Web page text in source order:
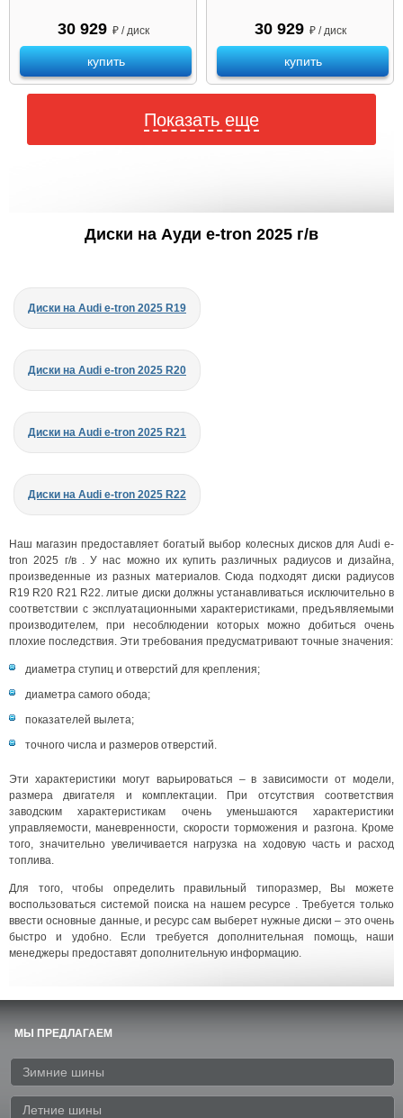
30 929 ₽ / диск
купить
30 929 ₽ / диск
купить
Показать еще
Диски на Ауди e-tron 2025 г/в
Диски на Audi e-tron 2025 R19
Диски на Audi e-tron 2025 R20
Диски на Audi e-tron 2025 R21
Диски на Audi e-tron 2025 R22
Наш магазин предоставляет богатый выбор колесных дисков для Audi e-
tron 2025 г/в . У нас можно их купить различных радиусов и дизайна,
произведенные из разных материалов. Сюда подходят диски радиусов
R19 R20 R21 R22. литые диски должны устанавливаться исключительно в
соответствии с эксплуатационными характеристиками, предъявляемыми
производителем, при несоблюдении которых можно добиться очень
плохие последствия. Эти требования предусматривают точные значения:
диаметра ступиц и отверстий для крепления;
диаметра самого обода;
показателей вылета;
точного числа и размеров отверстий.
Эти характеристики могут варьироваться – в зависимости от модели,
размера двигателя и комплектации. При отсутствия соответствия
заводским характеристикам очень уменьшаются характеристики
управляемости, маневренности, скорости торможения и разгона. Кроме
того, значительно увеличивается нагрузка на ходовую часть и расход
топлива.
Для того, чтобы определить правильный типоразмер, Вы можете
воспользоваться системой поиска на нашем ресурсе . Требуется только
ввести основные данные, и ресурс сам выберет нужные диски – это очень
быстро и удобно. Если требуется дополнительная помощь, наши
менеджеры предоставят дополнительную информацию.
МЫ ПРЕДЛАГАЕМ
Зимние шины
Летние шины